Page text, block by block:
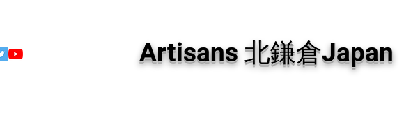
Artisans 北鎌倉Japan